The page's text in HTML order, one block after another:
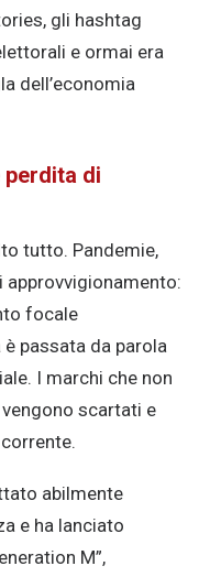
gli hashtag
e ormai era
dell’economia
perdita di
tutto. Pandemie,
approvvigionamento:
focale
passata da parola
I marchi che non
scartati e
abilmente
e ha lanciato
M”,